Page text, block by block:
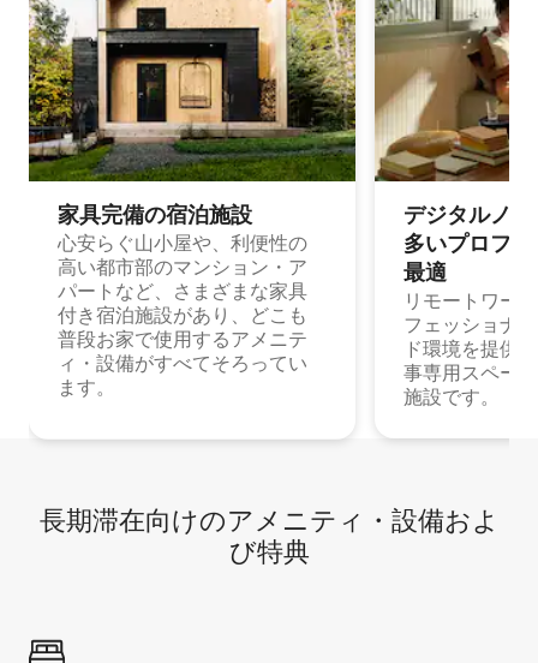
家具完備の宿⁠泊⁠施⁠設
心安らぐ山小屋や、利便性の
高い都市部のマンション・ア
パートなど、さまざまな家具
付き宿泊施設があり、どこも
普段お家で使用するアメニテ
ィ・設備がすべてそろってい
ます。
デジタルノ
多⁠いプ⁠ロ⁠フ⁠
最⁠適
リモートワー
フェッショナ
ド環境を提供
事専用スペー
施設です。
長期滞在向け⁠のア⁠メ⁠ニ⁠テ⁠ィ⁠・設⁠備⁠およ
び特⁠典